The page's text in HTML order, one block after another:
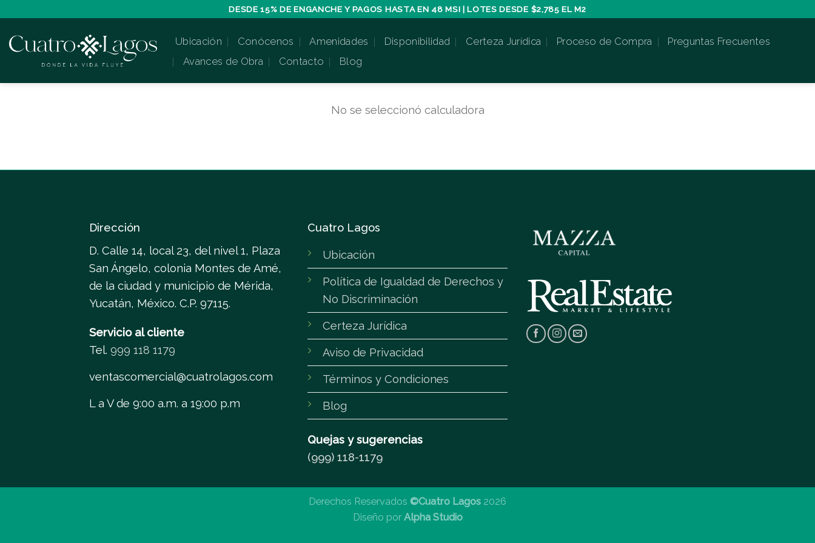
content
DESDE 15% DE ENGANCHE Y PAGOS HASTA EN 48 MSI | LOTES DESDE $2,785 EL M2
Ubicación Conócenos Amenidades Disponibilidad Certeza Jurídica Proceso de Compra
Preguntas Frecuentes
Avances de Obra
Contacto Blog
No se seleccionó calculadora
Dirección
D. Calle 14, local 23, del nivel 1, Plaza
San Ángelo, colonia Montes de Amé,
de la ciudad y municipio de Mérida,
Yucatán, México. C.P. 97115.
Servicio al cliente
Tel. 999 118 1179
ventascomercial@cuatrolagos.com
L a V de 9:00 a.m. a 19:00 p.m
Cuatro Lagos
Ubicación
Política de Igualdad de Derechos y
No Discriminación
Certeza Jurídica
Aviso de Privacidad
Términos y Condiciones
Blog
Quejas y sugerencias
(999) 118-1179
Derechos Reservados ©Cuatro Lagos 2026
Diseño por Alpha Studio